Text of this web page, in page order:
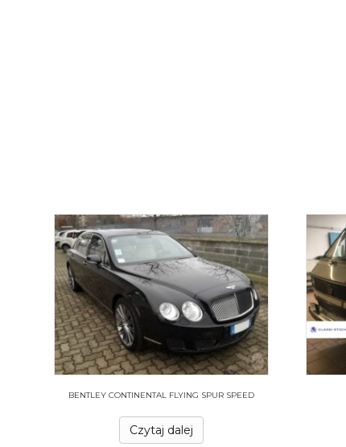
BENTLEY CONTINENTAL FLYING SPUR SPEED
Czytaj dalej